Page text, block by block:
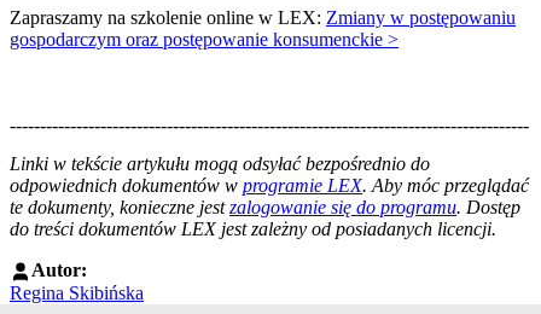
Zapraszamy na szkolenie online w LEX: Zmiany w postępowaniu
gospodarczym oraz postępowanie konsumenckie >
--------------------------------------------------------------------------------------
Linki w tekście artykułu mogą odsyłać bezpośrednio do
odpowiednich dokumentów w programie LEX. Aby móc przeglądać
te dokumenty, konieczne jestzalogowanie się do programu. Dostęp
do treści dokumentów LEX jest zależny od posiadanych licencji.
Autor:
Regina Skibińska